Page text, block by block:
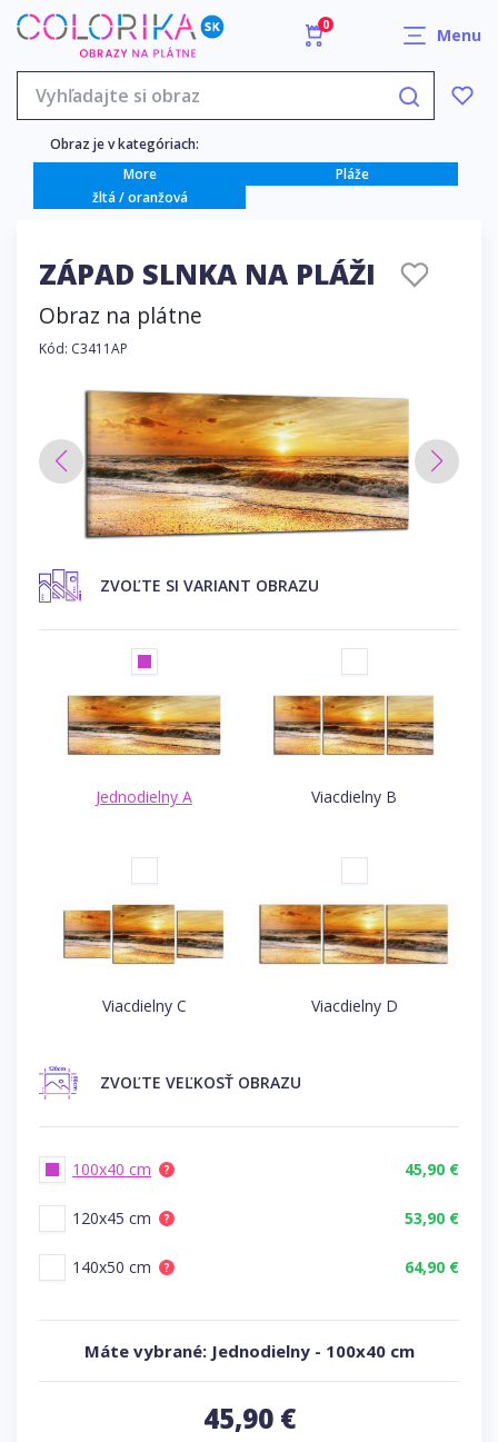
0 Menu
Obraz je v kategóriach:
More
Pláže
žltá / oranžová
ZÁPAD SLNKA NA PLÁŽI
Obraz na plátne
Kód: C3411AP
ZVOĽTE SI VARIANT OBRAZU
Jednodielny A Viacdielny B
Viacdielny C Viacdielny D
ZVOĽTE VEĽKOSŤ OBRAZU
100x40 cm ? 45,90 €
120x45 cm ? 53,90 €
140x50 cm ? 64,90 €
Máte vybrané: Jednodielny- 100x40 cm
45,90€